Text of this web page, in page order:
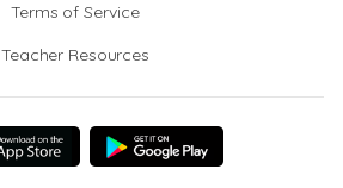
Terms of Service
Teacher Resources